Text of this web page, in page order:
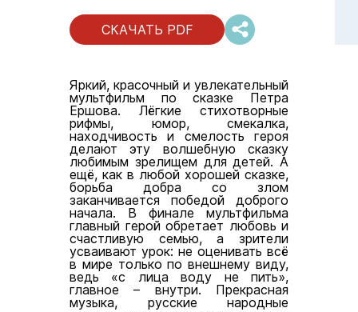
СКАЧАТЬ PDF
Яркий, красочный и увлекательный
мультфильм по сказке Петра
Ершова. Лёгкие стихотворные
рифмы, юмор, смекалка,
находчивость и смелость героя
делают эту волшебную сказку
любимым зрелищем для детей. А
ещё, как в любой хорошей сказке,
борьба добра со злом
заканчивается победой доброго
начала. В финале мультфильма
главный герой обретает любовь и
счастливую семью, а зрители
усваивают урок: не оценивать всё
в мире только по внешнему виду,
ведь «с лица воду не пить»,
главное – внутри. Прекрасная
музыка, русские народные